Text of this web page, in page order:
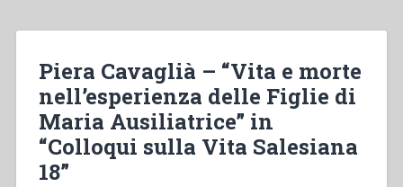
Piera Cavaglià – “Vita e morte
nell’esperienza delle Figlie di
Maria Ausiliatrice” in
“Colloqui sulla Vita Salesiana
18”